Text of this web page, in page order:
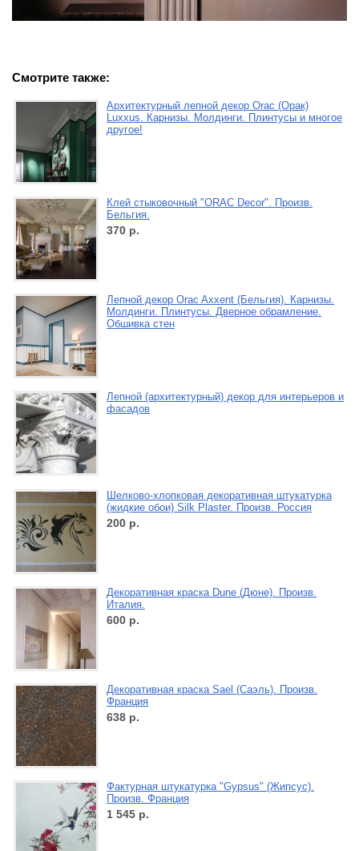
Смотрите также:
Архитектурный лепной декор Orac (Орак)
Luxxus. Карнизы. Молдинги. Плинтусы и многое
другое!
Клей стыковочный "ORAC Decor". Произв.
Бельгия.
370 р.
Лепной декор Orac Axxent (Бельгия). Карнизы.
Молдинги. Плинтусы. Дверное обрамление.
Обшивка стен
Лепной (архитектурный) декор для интерьеров и
фасадов
Шелково-хлопковая декоративная штукатурка
(жидкие обои) Silk Plaster. Произв. Россия
200 р.
Декоративная краска Dune (Дюне). Произв.
Италия.
600 р.
Декоративная краска Sael (Саэль). Произв.
Франция
638 р.
Фактурная штукатурка "Gypsus" (Жипсус).
Произв. Франция
1 545 р.